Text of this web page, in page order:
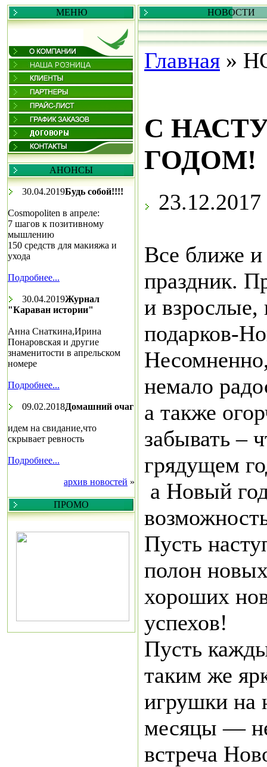
МЕНЮ
АНОНСЫ
30.04.2019Будь собой!!!!
Cosmopoliten в апреле:
7 шагов к позитивному
мышлению
150 средств для макияжа и
ухода
Подробнее...
30.04.2019Журнал
"Караван истории"
Анна Снаткина,Ирина
Понаровская и другие
знаменитости в апрельском
номере
Подробнее...
09.02.2018Домашний очаг
идем на свидание,что
скрывает ревность
Подробнее...
архив новостей »
ПРОМО
НОВОСТИ
Главная »
С
ГОДОМ!
23.12.2017
Все ближе
праздник.
и взрослые,
подарков-
немало
а также
забывать –
грядущем
а Новый
Пусть
полон
хороших
успехов!
Пусть
таким же
игрушки на
месяцы —
встреча